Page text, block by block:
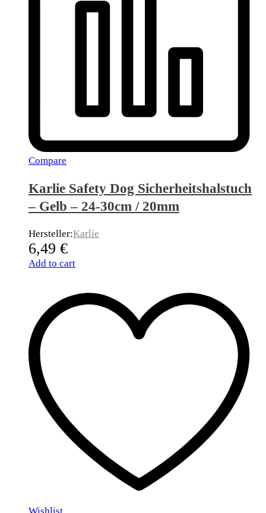
Compare
Karlie Safety Dog Sicherheitshalstuch
– Gelb – 24-30cm / 20mm
Hersteller:Karlie
6,49 €
Add to cart
Wishlist